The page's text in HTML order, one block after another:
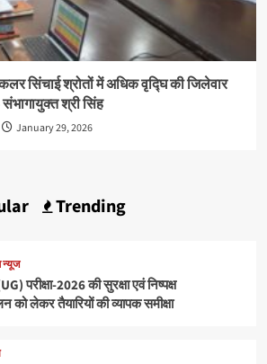
सिंचाई श्रोतों में अधिक वृद्घि की जिलेवार
संभागायुक्‍त श्री सिंह
January 29, 2026
Trending
न्यूज
परीक्षा-2026 की सुरक्षा एवं निष्पक्ष
को लेकर तैयारियों की व्यापक समीक्षा